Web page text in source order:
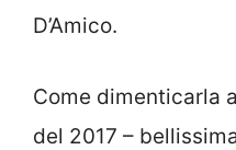
D’Amico.
Come dimenticarla
del 2017 –